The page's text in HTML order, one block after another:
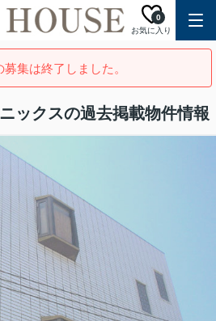
お気に入り
0
募集は終了しました。
ックスの過去掲載物件情報